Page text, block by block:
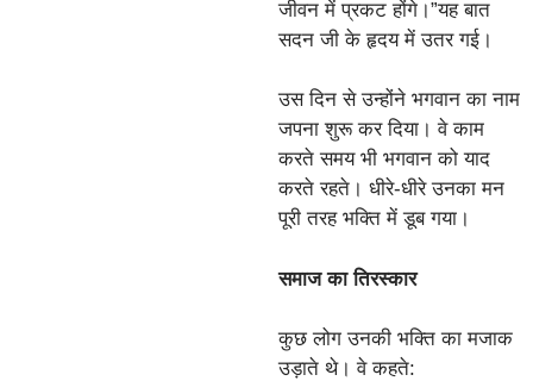
जीवन में प्रकट होंगे।”यह बात
सदन जी के हृदय में उतर गई।
उस दिन से उन्होंने भगवान का नाम
जपना शुरू कर दिया। वे काम
करते समय भी भगवान को याद
करते रहते। धीरे-धीरे उनका मन
पूरी तरह भक्ति में डूब गया।
समाज का तिरस्कार
कुछ लोग उनकी भक्ति का मजाक
उड़ाते थे। वे कहते: